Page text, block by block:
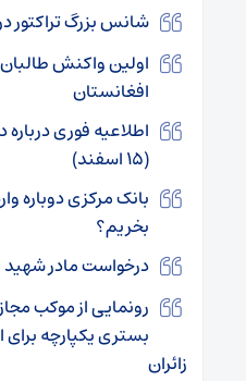
شانس بزرگ تراکتور
اولین واکنش
افغانستان
اطلاعیه فوری
(۱۵ اسفند)
بانک مرکزی دوباره
بخریم؟
درخواست مادر شهید
رونمایی از موکب
بستری یکپارچه برای
زائران